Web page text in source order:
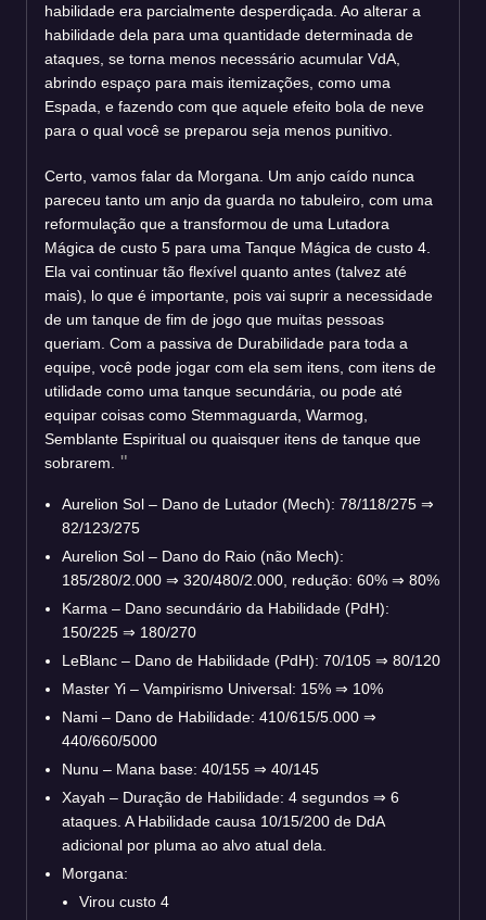
habilidade era parcialmente desperdiçada. Ao alterar a
habilidade dela para uma quantidade determinada de
ataques, se torna menos necessário acumular VdA,
abrindo espaço para mais itemizações, como uma
Espada, e fazendo com que aquele efeito bola de neve
para o qual você se preparou seja menos punitivo.
Certo, vamos falar da Morgana. Um anjo caído nunca
pareceu tanto um anjo da guarda no tabuleiro, com uma
reformulação que a transformou de uma Lutadora
Mágica de custo 5 para uma Tanque Mágica de custo 4.
Ela vai continuar tão flexível quanto antes (talvez até
mais), lo que é importante, pois vai suprir a necessidade
de um tanque de fim de jogo que muitas pessoas
queriam. Com a passiva de Durabilidade para toda a
equipe, você pode jogar com ela sem itens, com itens de
utilidade como uma tanque secundária, ou pode até
equipar coisas como Stemmaguarda, Warmog,
Semblante Espiritual ou quaisquer itens de tanque que
sobrarem.
Aurelion Sol – Dano de Lutador (Mech): 78/118/275 ⇒
82/123/275
Aurelion Sol – Dano do Raio (não Mech):
185/280/2.000 ⇒ 320/480/2.000, redução: 60% ⇒ 80%
Karma – Dano secundário da Habilidade (PdH):
150/225 ⇒ 180/270
LeBlanc – Dano de Habilidade (PdH): 70/105 ⇒ 80/120
Master Yi – Vampirismo Universal: 15% ⇒ 10%
Nami – Dano de Habilidade: 410/615/5.000 ⇒
440/660/5000
Nunu – Mana base: 40/155 ⇒ 40/145
Xayah – Duração de Habilidade: 4 segundos ⇒ 6
ataques. A Habilidade causa 10/15/200 de DdA
adicional por pluma ao alvo atual dela.
Morgana:
Virou custo 4